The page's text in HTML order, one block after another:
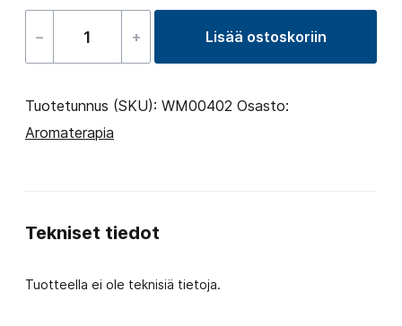
–
Aroma
for
sauna
+ Lisää ostoskoriin
Tuotetunnus (SKU): WM00402 Osasto:
Aromaterapia
Tekniset tiedot
Tuotteella ei ole teknisiä tietoja.